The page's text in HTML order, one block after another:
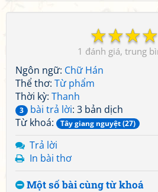
☆
☆
☆
☆
1
Ngôn ngữ: Chữ Hán
Thể thơ: Từ phẩm
Thời kỳ: Thanh
3 bài trả lời: 3 bản dịch
Từ khoá:
Tây giang nguyệt (27)
Trả lời
In bài thơ
Một số bài cùng từ khoá